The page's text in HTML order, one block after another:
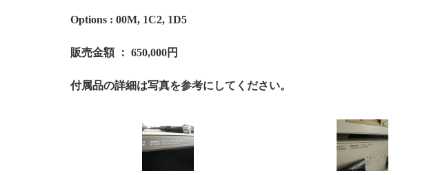
Options : 00M, 1C2, 1D5
販売金額 ： 650,000円
付属品の詳細は写真を参考にしてください。